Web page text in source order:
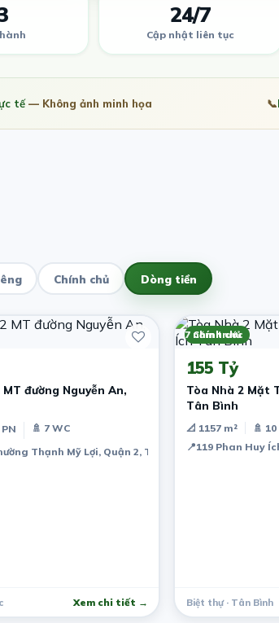
24/7
Cập nhật liên tục
tế— Không ảnh minh họa 📞
Chính chủ Dòng tiền
Nam
đường Nguyễn An,
🚿 7 WC
Thạnh Mỹ Lợi, Quận 2, Thành phố Hồ Chí Minh,
Xem chi tiết →
Chính chủ
7 năm trước
155 Tỷ
Tòa Nhà 2 Mặt
Tân Bình
📐 1157 m²
🚿
📍119 Phan Huy
Biệt thự · Tân Bình